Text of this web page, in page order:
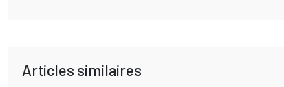
Articles similaires